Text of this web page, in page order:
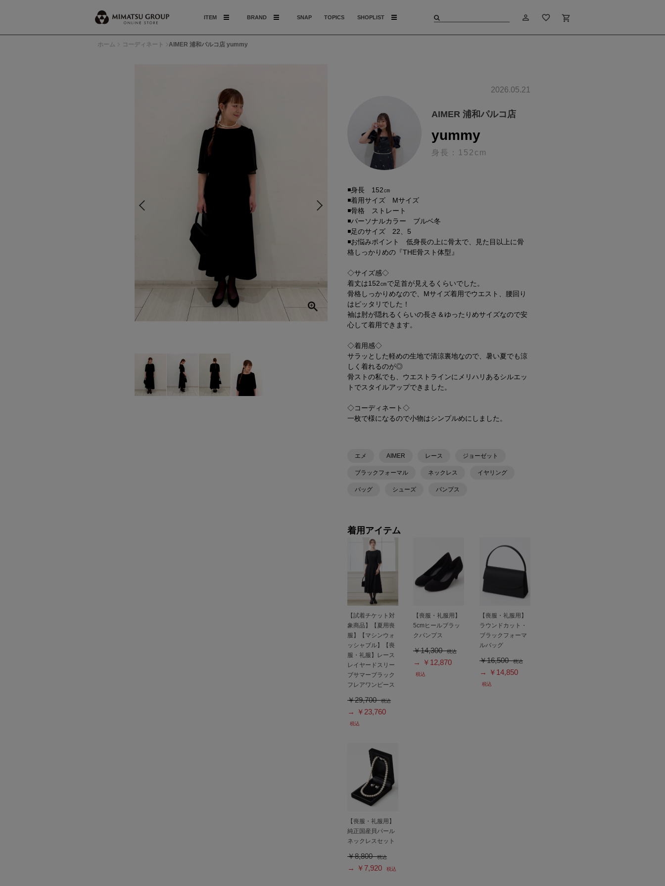
ITEM BRAND SNAP TOPICS SHOPLIST person_outline favorite_border shopping_cart
ホーム コーディネート AIMER 浦和パルコ店 yummy
2026.05.21
AIMER 浦和パルコ店
yummy
身長：152cm
◾️身長 152㎝
◾️着用サイズ Mサイズ
◾️骨格 ストレート
◾️パーソナルカラー ブルベ冬
◾️足のサイズ 22、5
◾️お悩みポイント 低身長の上に骨太で、見た目以上に骨
格しっかりめの『THE骨スト体型』
◇サイズ感◇
着丈は152㎝で足首が見えるくらいでした。
骨格しっかりめなので、Mサイズ着用でウエスト、腰回り
はピッタリでした！
袖は肘が隠れるくらいの長さ＆ゆったりめサイズなので安
心して着用できます。
◇着用感◇
サラッとした軽めの生地で清涼裏地なので、暑い夏でも涼
しく着れるのが◎
骨ストの私でも、ウエストラインにメリハリあるシルエッ
トでスタイルアップできました。
◇コーディネート◇
一枚で様になるので小物はシンプルめにしました。
エメ AIMER レース ジョーゼット
ブラックフォーマル ネックレス イヤリング
バッグ シューズ パンプス
着用アイテム
【試着チケット対
象商品】【夏用喪
服】【マシンウォ
ッシャブル】【喪
服・礼服】レース
レイヤードスリー
ブサマーブラック
フレアワンピース
￥29,700 税込
→ ￥23,760
税込
【喪服・礼服用】
5cmヒールブラッ
クパンプス
￥14,300 税込
→ ￥12,870
税込
【喪服・礼服用】
ラウンドカット・
ブラックフォーマ
ルバッグ
￥16,500 税込
→ ￥14,850
税込
【喪服・礼服用】
純正国産貝パール
ネックレスセット
￥8,800 税込
→ ￥7,920 税込